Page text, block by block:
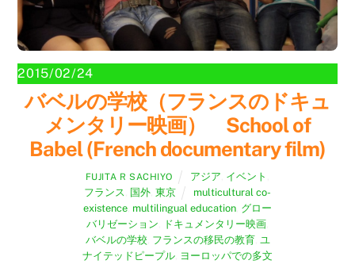
2015/02/24
バベルの学校（フランスのドキュ
メンタリー映画） School of
Babel (French documentary film)
FUJITA R SACHIYO アジア イベント
フランス
国外, 東京
multicultural co-
existence multilingual education グロー
バリゼーション
ドキュメンタリー映画
バベルの学校 フランスの移民の教育, ユ
ナイテッドピープル ヨーロッパでの多文